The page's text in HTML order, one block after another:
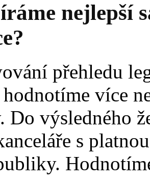
nejlepší
přehledu
více
Do výsledného
s